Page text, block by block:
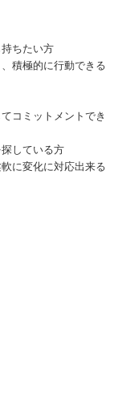
ちたい方
積極的に行動できる
コミットメントでき
している方
に変化に対応出来る